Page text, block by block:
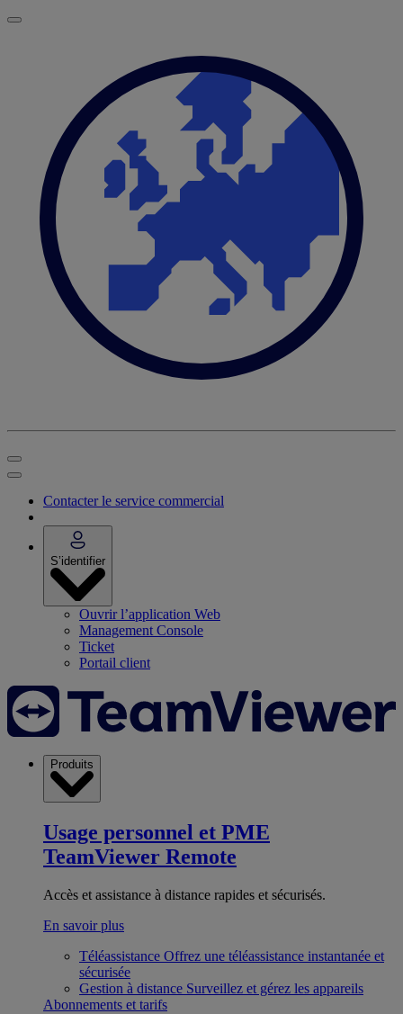
Contacter le service commercial
S’identifier
Ouvrir l’application Web
Management Console
Ticket
Portail client
Produits
Usage personnel et PME
TeamViewer Remote
Accès et assistance à distance rapides et sécurisés.
En savoir plus
Téléassistance Offrez une téléassistance instantanée et
sécurisée
Gestion à distance Surveillez et gérez les appareils
Abonnements et tarifs